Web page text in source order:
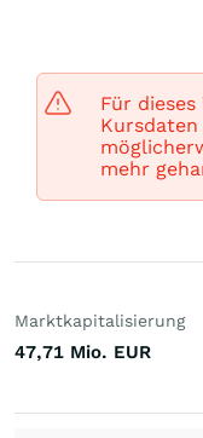
Für
mehr
Marktkapitalisierung
47,71 Mio. EUR